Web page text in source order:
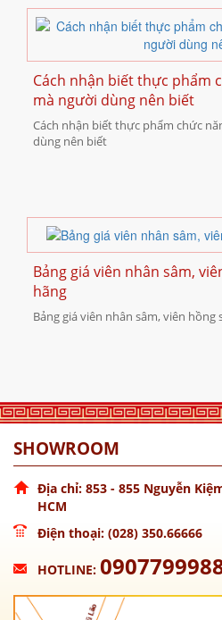
Cách nhận biết thực phẩm
mà người dùng nên biết
Cách nhận biết thực phẩm chức
dùng nên biết
Bảng giá viên nhân sâm,
hãng
Bảng giá viên nhân sâm, viên hồng
SHOWROOM
Địa chỉ: 853 - 855 Nguyễn
HCM
Điện thoại: (028) 350.66666
HOTLINE: